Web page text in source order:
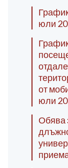
юли
от
юли
Обява